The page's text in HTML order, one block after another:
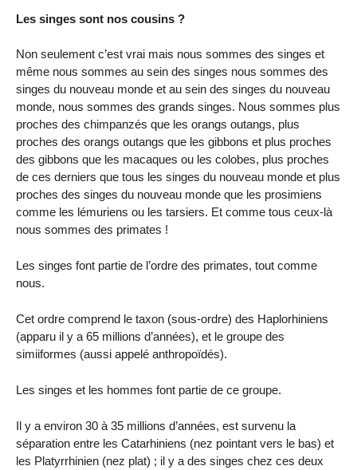
Les singes sont nos cousins ?
Non seulement c’est vrai mais nous sommes des singes et
même nous sommes au sein des singes nous sommes des
singes du nouveau monde et au sein des singes du nouveau
monde, nous sommes des grands singes. Nous sommes plus
proches des chimpanzés que les orangs outangs, plus
proches des orangs outangs que les gibbons et plus proches
des gibbons que les macaques ou les colobes, plus proches
de ces derniers que tous les singes du nouveau monde et plus
proches des singes du nouveau monde que les prosimiens
comme les lémuriens ou les tarsiers. Et comme tous ceux-là
nous sommes des primates !
Les singes font partie de l’ordre des primates, tout comme
nous.
Cet ordre comprend le taxon (sous-ordre) des Haplorhiniens
(apparu il y a 65 millions d’années), et le groupe des
simiiformes (aussi appelé anthropoïdés).
Les singes et les hommes font partie de ce groupe.
Il y a environ 30 à 35 millions d’années, est survenu la
séparation entre les Catarhiniens (nez pointant vers le bas) et
les Platyrrhinien (nez plat) ; il y a des singes chez ces deux